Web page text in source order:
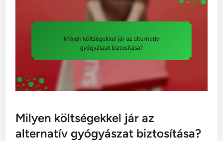
Milyen költségekkel jár az
alternatív gyógyászat biztosítása?